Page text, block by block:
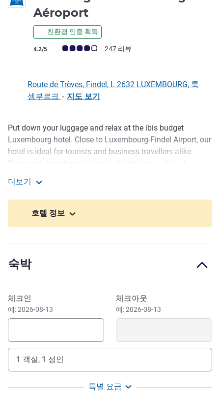
Aéroport
친환경 인증 획득
고객 평점 (ALL 평가)
4.2/5 247 리뷰
Route de Trèves, Findel, L 2632 LUXEMBOURG, 룩
셈부르크 - 지도 보기
호텔설명
Put down your luggage and relax at the ibis budget
Luxembourg hotel. Close to Luxembourg-Findel Airport, our
hotel is ideal for tourists and business travellers alike.
s famous Grand Theatre. Our budget hotel offers you both
comfort and quality of service that will make you feel at
the National Museum of Natural History or the Casino-
Bock, a must-see attraction. Findel Airport is easily
hotel is a 20-minute drive from the center of the capital.
Our hotel is located right next to Luxembourg airport. The
yards away. By car, reach the A1 highway in just a few
minutes to visit the city and its surroundings.
Airport, making it the ideal starting point for your trip. Stay
더보기
호텔 정보
숙박
이 호텔 예약하기
체크인
예: 2026-08-13
체크아웃
예: 2026-08-13
1 객실, 1 성인
특별 요금